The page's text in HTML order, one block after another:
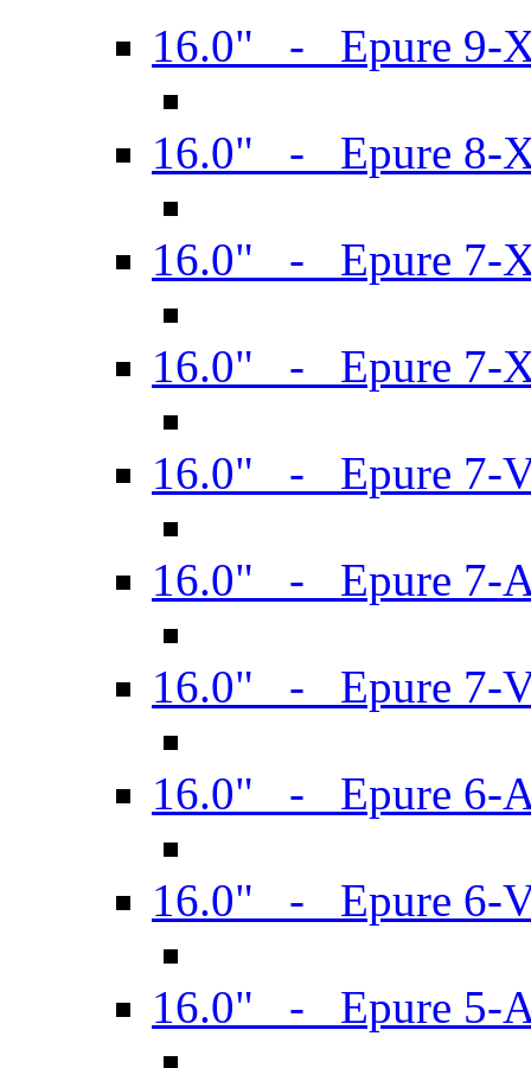
16.0" - Epure 9-
16.0" - Epure 8-
16.0" - Epure 7-
16.0" - Epure 7-
16.0" - Epure 7-
16.0" - Epure 7-
16.0" - Epure 7-
16.0" - Epure 6-
16.0" - Epure 6-
16.0" - Epure 5-